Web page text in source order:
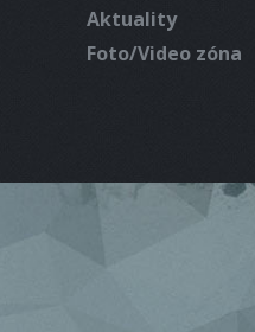
Aktuality
Foto/Video zóna